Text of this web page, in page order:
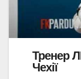
Тренер
Чехії